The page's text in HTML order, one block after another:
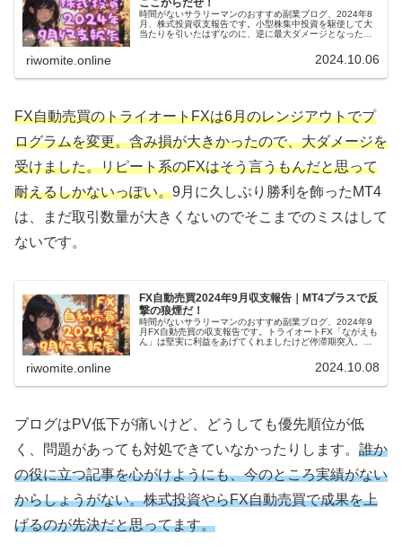
ここからだぜ！
時間がないサラリーマンのおすすめ副業ブログ、2024年8
月、株式投資収支報告です。小型株集中投資を駆使して大
当たりを引いたはずなのに、逆に最大ダメージとなった銘
riwomite.online 2024.10.06
FX自動売買のトライオートFXは6月のレンジアウトでプ
ログラムを変更。含み損が大きかったので、大ダメージを
受けました。リピート系のFXはそう言うもんだと思って
耐えるしかないっぽい。9月に久しぶり勝利を飾ったMT4
は、まだ取引数量が大きくないのでそこまでのミスはして
ないです。
FX自動売買2024年9月収支報告｜MT4プラスで反
撃の狼煙だ！
時間がないサラリーマンのおすすめ副業ブログ、2024年9
月FX自動売買の収支報告です。トライオートFX「ながえも
ん」は堅実に利益をあげてくれましたけど停滞期突入。
riwomite.online 2024.10.08
ブログはPV低下が痛いけど、どうしても優先順位が低
く、問題があっても対処できていなかったりします。 誰か
の役に立つ記事を心がけようにも、今のところ実績がない
からしょうがない。株式投資やらFX自動売買で成果を上
げるのが先決だと思ってます。